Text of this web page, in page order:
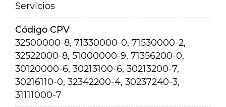
Servicios
Código CPV
32500000-8, 71330000-0, 71530000-2,
32522000-8, 51000000-9, 71356200-0,
30120000-6, 30213100-6, 30213200-7,
30216110-0, 32342200-4, 30237240-3,
31111000-7